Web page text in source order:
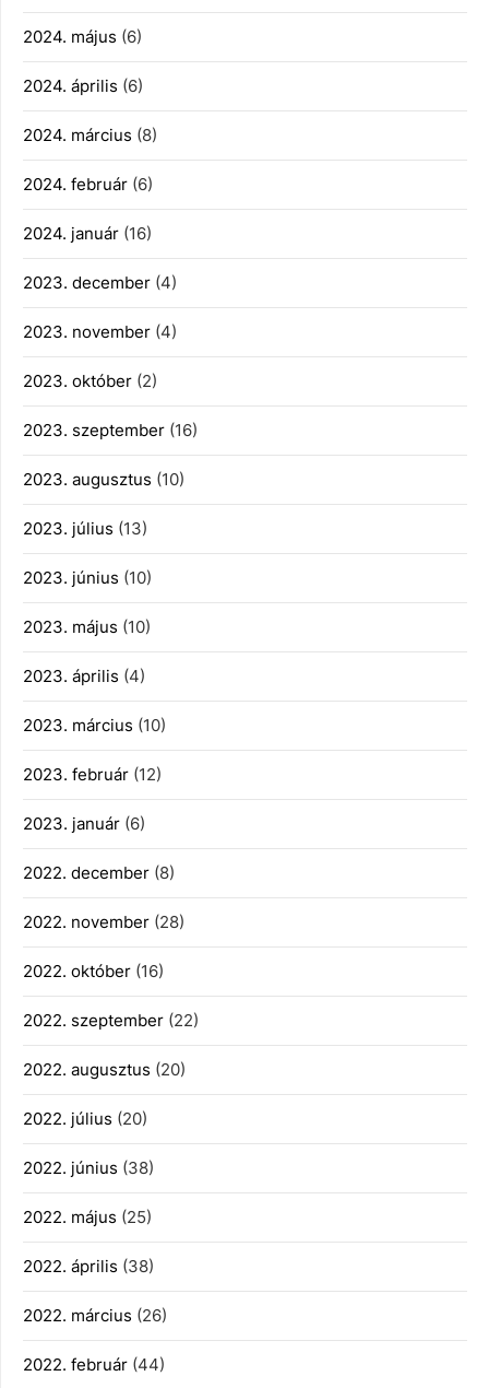
2024. május (6)
2024. április (6)
2024. március (8)
2024. február (6)
2024. január (16)
2023. december (4)
2023. november (4)
2023. október (2)
2023. szeptember (16)
2023. augusztus (10)
2023. július (13)
2023. június (10)
2023. május (10)
2023. április (4)
2023. március (10)
2023. február (12)
2023. január (6)
2022. december (8)
2022. november (28)
2022. október (16)
2022. szeptember (22)
2022. augusztus (20)
2022. július (20)
2022. június (38)
2022. május (25)
2022. április (38)
2022. március (26)
2022. február (44)